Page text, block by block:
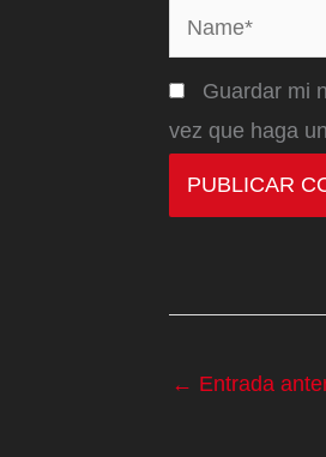
Name*
Guardar mi
vez que haga
← Entrada